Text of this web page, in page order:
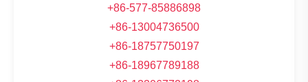
+86-577-85886898
+86-13004736500
+86-18757750197
+86-18967789188